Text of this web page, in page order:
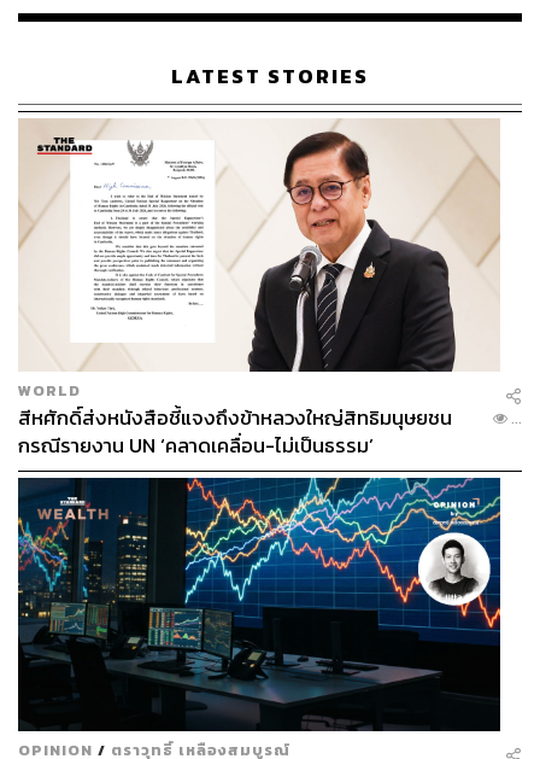
เรือนไทยที่ถูกซุกไว้
LATEST STORIES
WORLD
สีหศักดิ์ส่งหนังสือชี้แจงถึงข้าหลวงใหญ่สิทธิมนุษยชน
กรณีรายงาน UN ‘คลาดเคลื่อน-ไม่เป็นธรรม’
...
OPINION / ตราวุทธิ์ เหลืองสมบูรณ์